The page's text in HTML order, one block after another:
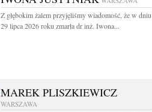
Z głębokim żalem przyjęliśmy wiadomość, że w dniu
29 lipca 2026 roku zmarła dr inż. Iwona...
MAREK PLISZKIEWICZ
WARSZAWA